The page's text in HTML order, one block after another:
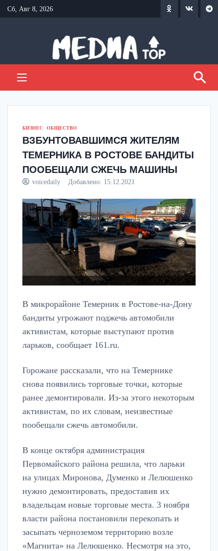
Перейти
к
Сб, Авг 8, 2026
БИЗНЕС ОБЩЕСТВО
ВЗБУНТОВАВШИМСЯ ЖИТЕЛЯМ
ТЕМЕРНИКА В РОСТОВЕ БАНДИТЫ
ПООБЕЩАЛИ СЖЕЧЬ МАШИНЫ
voicedaily Добавлено: 15.12.2021
В микрорайоне Темерник в Ростове-на-Дону
бандиты угрожают поджечь автомобили
активистам, которые выступают против
ларьков, сообщает 161.ru.
Горожане рассказали, что на Темернике
снова появились торговые точки, которые
ранее демонтировали. Из-за этого некоторым
активистам, по их словам, неизвестные
пообещали сжечь автомобили.
В конце октября администрация
Первомайского района решила, что ларьки
на улицах Миронова, Думенко и Лелюшенко
нужно демонтировать, предоставив их
владельцам новые торговые места. 3 ноября
власти района постановили перекопать и
засыпать черноземом территорию возле
«Магнита» на Лелюшенко. Несмотря на это,